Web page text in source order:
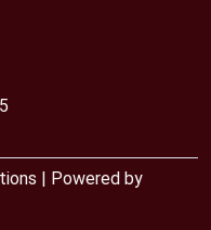
| Powered by